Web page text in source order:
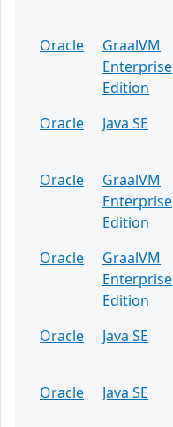
Oracle
GraalVM
Enterprise
Edition
Oracle Java SE
Oracle
GraalVM
Enterprise
Edition
Oracle
GraalVM
Enterprise
Edition
Oracle
Java SE
Oracle
Java SE